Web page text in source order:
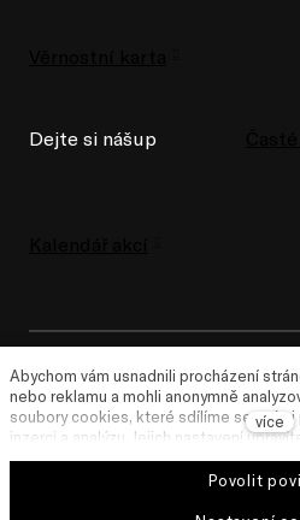
Dejte si nášup
Za UMem stojí lidé z
Abychom vám usnadnili procházení
nebo reklamu a mohli anonymně
soubory cookies, které sdílíme se
inzerci a analýzu. Jejich nastavení
a kdykoliv jej můžete změnit v patičce
najdete v našich Zásadách ochrany
více
Povolit